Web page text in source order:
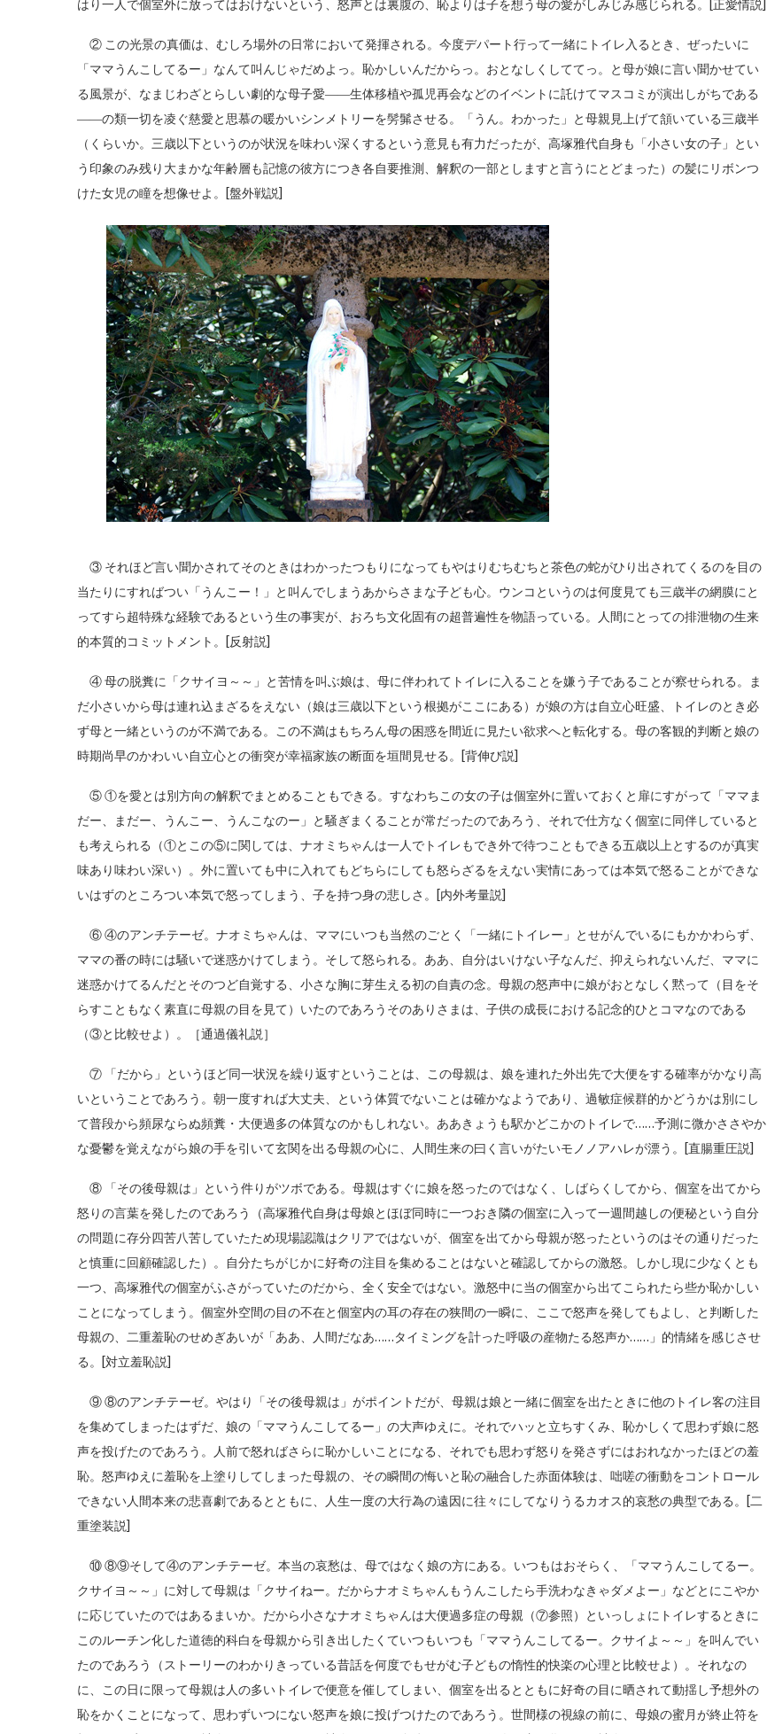
はり一人で個室外に放ってはおけないという、怒声とは裏腹の、恥よりは子を想う母の愛がしみじみ感じられる。[正愛情説]
② この光景の真価は、むしろ場外の日常において発揮される。今度デパート行って一緒にトイレ入るとき、ぜったいに
「ママうんこしてるー」なんて叫んじゃだめよっ。恥かしいんだからっ。おとなしくしててっ。と母が娘に言い聞かせてい
る風景が、なまじわざとらしい劇的な母子愛――生体移植や孤児再会などのイベントに託けてマスコミが演出しがちである
――の類一切を凌ぐ慈愛と思慕の暖かいシンメトリーを髣髴させる。「うん。わかった」と母親見上げて頷いている三歳半
（くらいか。三歳以下というのが状況を味わい深くするという意見も有力だったが、高塚雅代自身も「小さい女の子」とい
う印象のみ残り大まかな年齢層も記憶の彼方につき各自要推測、解釈の一部としますと言うにとどまった）の髪にリボンつ
けた女児の瞳を想像せよ。[盤外戦説]
③ それほど言い聞かされてそのときはわかったつもりになってもやはりむちむちと茶色の蛇がひり出されてくるのを目の
当たりにすればつい「うんこー！」と叫んでしまうあからさまな子ども心。ウンコというのは何度見ても三歳半の網膜にと
ってすら超特殊な経験であるという生の事実が、おろち文化固有の超普遍性を物語っている。人間にとっての排泄物の生来
的本質的コミットメント。[反射説]
④ 母の脱糞に「クサイヨ～～」と苦情を叫ぶ娘は、母に伴われてトイレに入ることを嫌う子であることが察せられる。ま
だ小さいから母は連れ込まざるをえない（娘は三歳以下という根拠がここにある）が娘の方は自立心旺盛、トイレのとき必
ず母と一緒というのが不満である。この不満はもちろん母の困惑を間近に見たい欲求へと転化する。母の客観的判断と娘の
時期尚早のかわいい自立心との衝突が幸福家族の断面を垣間見せる。[背伸び説]
⑤ ①を愛とは別方向の解釈でまとめることもできる。すなわちこの女の子は個室外に置いておくと扉にすがって「ママま
だー、まだー、うんこー、うんこなのー」と騒ぎまくることが常だったのであろう、それで仕方なく個室に同伴していると
も考えられる（①とこの⑤に関しては、ナオミちゃんは一人でトイレもでき外で待つこともできる五歳以上とするのが真実
味あり味わい深い）。外に置いても中に入れてもどちらにしても怒らざるをえない実情にあっては本気で怒ることができな
いはずのところつい本気で怒ってしまう、子を持つ身の悲しさ。[内外考量説]
⑥ ④のアンチテーゼ。ナオミちゃんは、ママにいつも当然のごとく「一緒にトイレー」とせがんでいるにもかかわらず、
ママの番の時には騒いで迷惑かけてしまう。そして怒られる。ああ、自分はいけない子なんだ、抑えられないんだ、ママに
迷惑かけてるんだとそのつど自覚する、小さな胸に芽生える初の自責の念。母親の怒声中に娘がおとなしく黙って（目をそ
らすこともなく素直に母親の目を見て）いたのであろうそのありさまは、子供の成長における記念的ひとコマなのである
（③と比較せよ）。［通過儀礼説］
⑦ 「だから」というほど同一状況を繰り返すということは、この母親は、娘を連れた外出先で大便をする確率がかなり高
いということであろう。朝一度すれば大丈夫、という体質でないことは確かなようであり、過敏症候群的かどうかは別にし
て普段から頻尿ならぬ頻糞・大便過多の体質なのかもしれない。ああきょうも駅かどこかのトイレで……予測に微かささやか
な憂鬱を覚えながら娘の手を引いて玄関を出る母親の心に、人間生来の曰く言いがたいモノノアハレが漂う。[直腸重圧説]
⑧ 「その後母親は」という件りがツボである。母親はすぐに娘を怒ったのではなく、しばらくしてから、個室を出てから
怒りの言葉を発したのであろう（高塚雅代自身は母娘とほぼ同時に一つおき隣の個室に入って一週間越しの便秘という自分
の問題に存分四苦八苦していたため現場認識はクリアではないが、個室を出てから母親が怒ったというのはその通りだった
と慎重に回顧確認した）。自分たちがじかに好奇の注目を集めることはないと確認してからの激怒。しかし現に少なくとも
一つ、高塚雅代の個室がふさがっていたのだから、全く安全ではない。激怒中に当の個室から出てこられたら些か恥かしい
ことになってしまう。個室外空間の目の不在と個室内の耳の存在の狭間の一瞬に、ここで怒声を発してもよし、と判断した
母親の、二重羞恥のせめぎあいが「ああ、人間だなあ……タイミングを計った呼吸の産物たる怒声か……」的情緒を感じさせ
る。[対立羞恥説]
⑨ ⑧のアンチテーゼ。やはり「その後母親は」がポイントだが、母親は娘と一緒に個室を出たときに他のトイレ客の注目
を集めてしまったはずだ、娘の「ママうんこしてるー」の大声ゆえに。それでハッと立ちすくみ、恥かしくて思わず娘に怒
声を投げたのであろう。人前で怒ればさらに恥かしいことになる、それでも思わず怒りを発さずにはおれなかったほどの羞
恥。怒声ゆえに羞恥を上塗りしてしまった母親の、その瞬間の悔いと恥の融合した赤面体験は、咄嗟の衝動をコントロール
できない人間本来の悲喜劇であるとともに、人生一度の大行為の遠因に往々にしてなりうるカオス的哀愁の典型である。[二
重塗装説]
⑩ ⑧⑨そして④のアンチテーゼ。本当の哀愁は、母ではなく娘の方にある。いつもはおそらく、「ママうんこしてるー。
クサイヨ～～」に対して母親は「クサイねー。だからナオミちゃんもうんこしたら手洗わなきゃダメよー」などとにこやか
に応じていたのではあるまいか。だから小さなナオミちゃんは大便過多症の母親（⑦参照）といっしょにトイレするときに
このルーチン化した道徳的科白を母親から引き出したくていつもいつも「ママうんこしてるー。クサイよ～～」を叫んでい
たのであろう（ストーリーのわかりきっている昔話を何度でもせがむ子どもの惰性的快楽の心理と比較せよ）。それなの
に、この日に限って母親は人の多いトイレで便意を催してしまい、個室を出るとともに好奇の目に晒されて動揺し予想外の
恥をかくことになって、思わずいつにない怒声を娘に投げつけたのであろう。世間様の視線の前に、母娘の蜜月が終止符を